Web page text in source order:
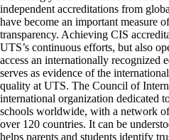
independent accreditations from
have become an important measure
transparency. Achieving CIS
UTS’s continuous efforts, but also
access an internationally recognized
serves as evidence of the
quality at UTS. The Council of
international organization dedicated
schools worldwide, with a network
over 120 countries. It can be
helps parents and students identify